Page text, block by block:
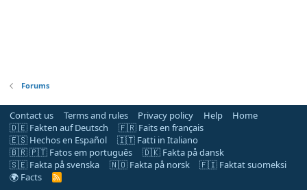
Forums
Contact us Terms and rules Privacy policy Help
Home
🇩🇪 Fakten auf Deutsch
🇫🇷 Faits en français
🇪🇸 Hechos en Español
🇮🇹 Fatti in Italiano
🇧🇷 🇵🇹 Fatos em português
🇩🇰 Fakta på dansk
🇸🇪 Fakta på svenska
🇳🇴 Fakta på norsk
🇫🇮 Faktat suomeksi
🌍 Facts
R